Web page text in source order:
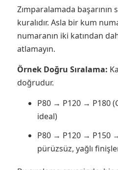
Zımparalamada başarının
kuralıdır. Asla bir kum
numaranın iki katından
atlamayın.
Örnek Doğru Sıralama:
doğrudur.
P80 → P120 → P180
ideal)
P80 → P120 → P150
pürüzsüz, yağlı